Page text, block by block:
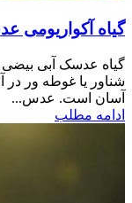
گیاه آکواریومی
گیاه عدسک آبی
شناور یا غوطه ور در
آسان است. عدس...
ادامه مطلب